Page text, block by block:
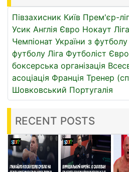
Півзахисник Київ Прем'єр-
Усик Англія Євро Нокаут
Чемпіонат України з футболу
футболу Ліга Футболіст
боксерська організація
асоціація Франція Тренер
Шовковський Португалія
RECENT POSTS